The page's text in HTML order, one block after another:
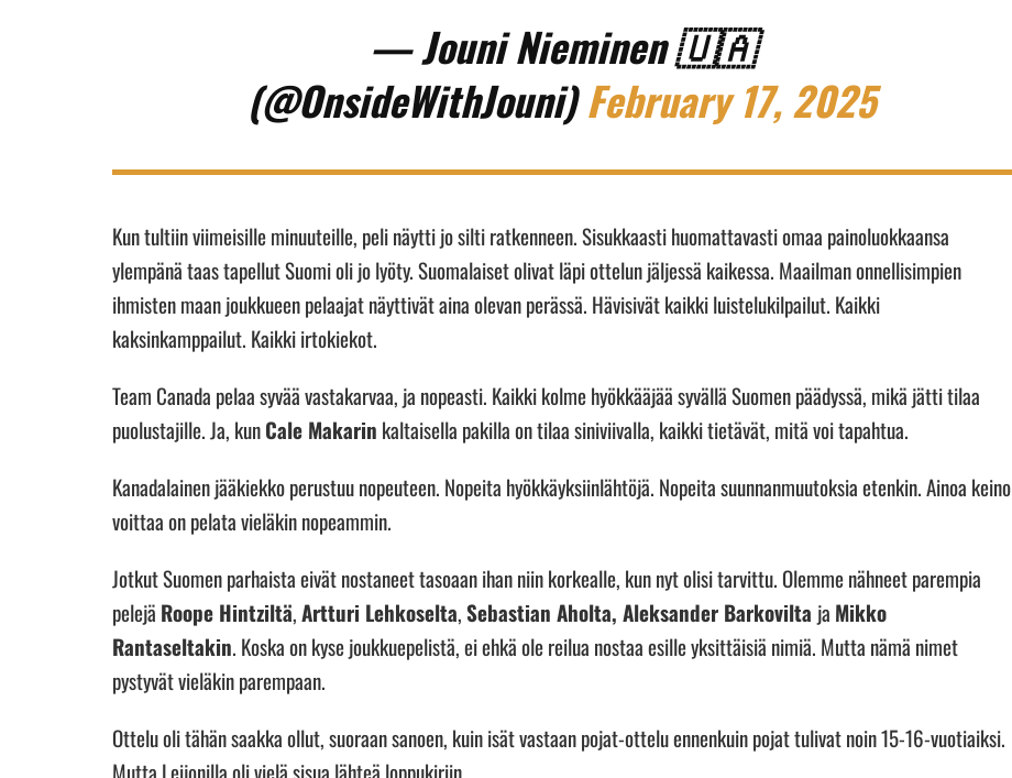
— Jouni Nieminen 🇺🇦
(@OnsideWithJouni)February 17, 2025
Kun tultiin viimeisille minuuteille, peli näytti jo silti ratkenneen. Sisukkaasti huomattavasti omaa painoluokkaansa
ylempänä taas tapellut Suomi oli jo lyöty. Suomalaiset olivat läpi ottelun jäljessä kaikessa. Maailman onnellisimpien
ihmisten maan joukkueen pelaajat näyttivät aina olevan perässä. Hävisivät kaikki luistelukilpailut. Kaikki
kaksinkamppailut. Kaikki irtokiekot.
Team Canada pelaa syvää vastakarvaa, ja nopeasti. Kaikki kolme hyökkääjää syvällä Suomen päädyssä, mikä jätti tilaa
puolustajille. Ja, kunCale Makarin kaltaisella pakilla on tilaa siniviivalla, kaikki tietävät, mitä voi tapahtua.
Kanadalainen jääkiekko perustuu nopeuteen. Nopeita hyökkäyksiinlähtöjä. Nopeita suunnanmuutoksia etenkin. Ainoa keino
voittaa on pelata vieläkin nopeammin.
Jotkut Suomen parhaista eivät nostaneet tasoaan ihan niin korkealle, kun nyt olisi tarvittu. Olemme nähneet parempia
pelejä Roope Hintziltä,Artturi Lehkoselta,Sebastian Aholta, Aleksander Barkovilta ja Mikko
Rantaseltakin. Koska on kyse joukkuepelistä, ei ehkä ole reilua nostaa esille yksittäisiä nimiä. Mutta nämä nimet
pystyvät vieläkin parempaan.
Ottelu oli tähän saakka ollut, suoraan sanoen, kuin isät vastaan pojat-ottelu ennenkuin pojat tulivat noin 15-16-vuotiaiksi.
Mutta Leijonilla oli vielä sisua lähteä loppukiriin.